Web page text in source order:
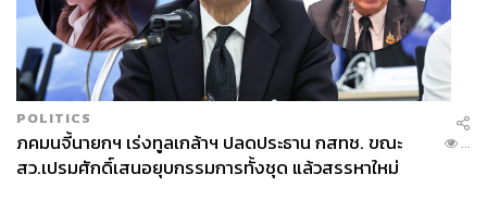
POLITICS
ภคมนจี้นายกฯ เร่งทูลเกล้าฯ ปลดประธาน กสทช. ขณะ
สว.เปรมศักดิ์เสนอยุบกรรมการทั้งชุด แล้วสรรหาใหม่
...